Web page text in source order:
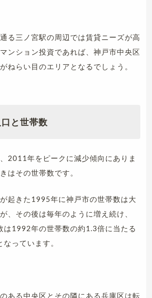
る三ノ宮駅の周辺では賃貸ニーズが高
ンション投資であれば、神戸市中央区
ねらい目のエリアとなるでしょう。
と世帯数
2011年をピークに減少傾向にありま
はその世帯数です。
起きた1995年に神戸市の世帯数は大
、その後は毎年のように増え続け、
は1992年の世帯数の約1.3倍に当たる
なっています。
ある中央区とその隣にある兵庫区は転